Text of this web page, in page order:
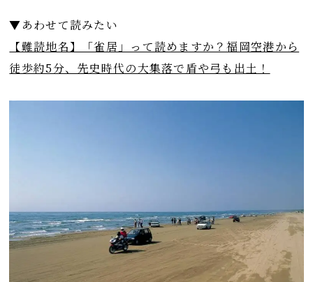
▼あわせて読みたい
【難読地名】「雀居」って読めますか？福岡空港から
徒歩約5分、先史時代の大集落で盾や弓も出土！